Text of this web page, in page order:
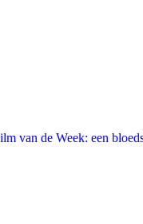
van de Week: een